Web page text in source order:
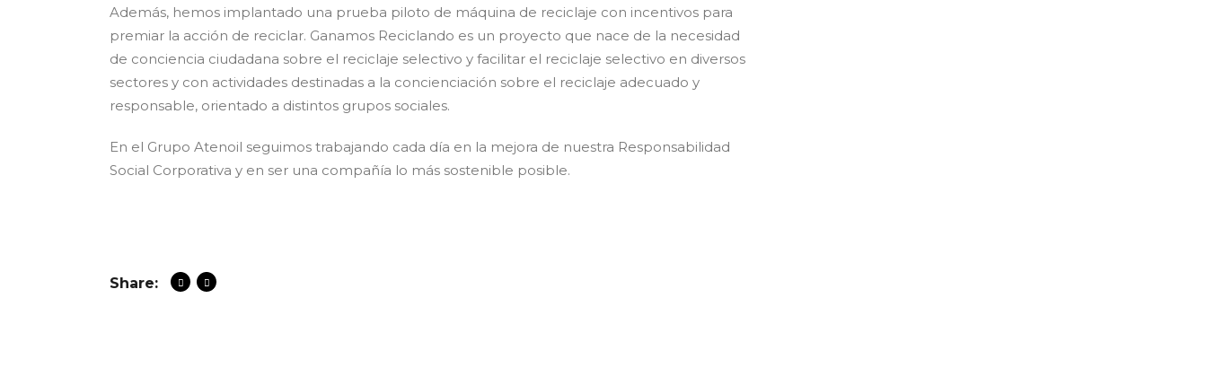
Además, hemos implantado una prueba piloto de máquina de reciclaje con incentivos para
premiar la acción de reciclar. Ganamos Reciclando es un proyecto que nace de la necesidad
de conciencia ciudadana sobre el reciclaje selectivo y facilitar el reciclaje selectivo en diversos
sectores y con actividades destinadas a la concienciación sobre el reciclaje adecuado y
responsable, orientado a distintos grupos sociales.
En el Grupo Atenoil seguimos trabajando cada día en la mejora de nuestra Responsabilidad
Social Corporativa y en ser una compañía lo más sostenible posible.
Share: